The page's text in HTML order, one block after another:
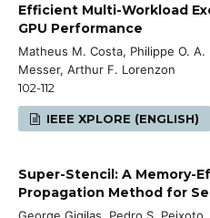
Efficient Multi-Workload
GPU Performance
Matheus M. Costa, Philippe O. A.
Messer, Arthur F. Lorenzon
102-112
IEEE XPLORE (ENGLISH)
Super-Stencil: A Memory-
Propagation Method for
George Gigilas, Pedro S.